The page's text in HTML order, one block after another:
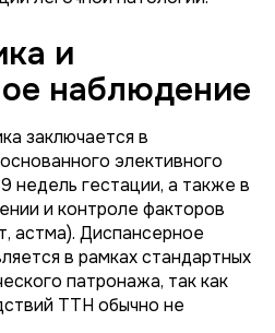
и
наблюдение
заключается в
элективного
недель гестации, а также в
и контроле факторов
астма). Диспансерное
в рамках стандартных
патронажа, так как
ТТН обычно не